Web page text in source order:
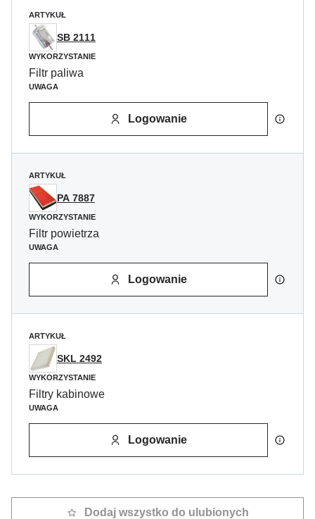
ARTYKUŁ
SB 2111
WYKORZYSTANIE
Filtr paliwa
UWAGA
Logowanie
ARTYKUŁ
PA 7887
WYKORZYSTANIE
Filtr powietrza
UWAGA
Logowanie
ARTYKUŁ
SKL 2492
WYKORZYSTANIE
Filtry kabinowe
UWAGA
Logowanie
Dodaj wszystko do ulubionych